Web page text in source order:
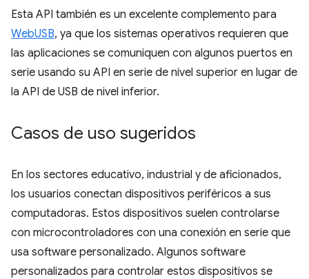
Esta API también es un excelente complemento para
WebUSB, ya que los sistemas operativos requieren que
las aplicaciones se comuniquen con algunos puertos en
serie usando su API en serie de nivel superior en lugar de
la API de USB de nivel inferior.
Casos de uso sugeridos
En los sectores educativo, industrial y de aficionados,
los usuarios conectan dispositivos periféricos a sus
computadoras. Estos dispositivos suelen controlarse
con microcontroladores con una conexión en serie que
usa software personalizado. Algunos software
personalizados para controlar estos dispositivos se